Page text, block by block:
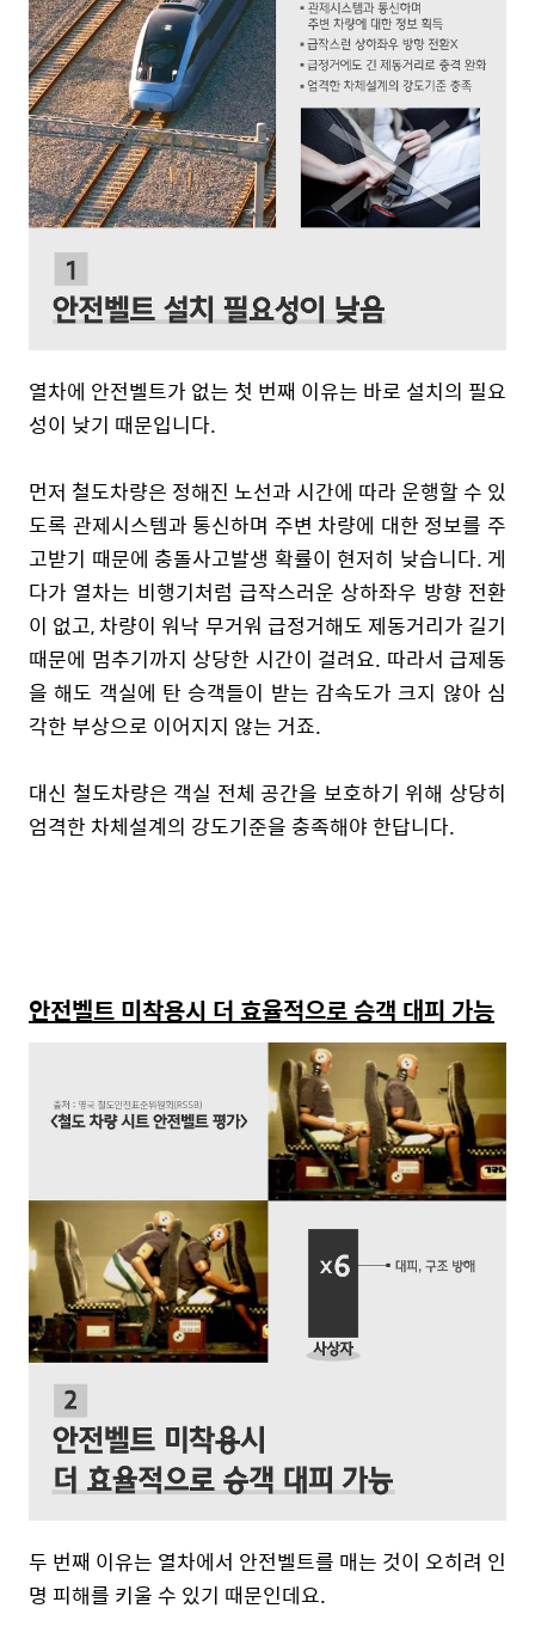
열차에 안전벨트가 없는 첫 번째 이유는 바로 설치의 필요
성이 낮기 때문입니다.
먼저 철도차량은 정해진 노선과 시간에 따라 운행할 수 있
도록 관제시스템과 통신하며 주변 차량에 대한 정보를 주
고받기 때문에 충돌사고발생 확률이 현저히 낮습니다. 게
다가 열차는 비행기처럼 급작스러운 상하좌우 방향 전환
이 없고, 차량이 워낙 무거워 급정거해도 제동거리가 길기
때문에 멈추기까지 상당한 시간이 걸려요. 따라서 급제동
을 해도 객실에 탄 승객들이 받는 감속도가 크지 않아 심
각한 부상으로 이어지지 않는 거죠.
대신 철도차량은 객실 전체 공간을 보호하기 위해 상당히
엄격한 차체설계의 강도기준을 충족해야 한답니다.
안전벨트 미착용시 더 효율적으로 승객 대피 가능
두 번째 이유는 열차에서 안전벨트를 매는 것이 오히려 인
명 피해를 키울 수 있기 때문인데요.